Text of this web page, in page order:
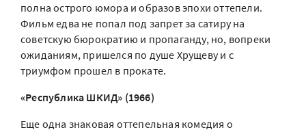
полна острого юмора и образов эпохи оттепели.
Фильм едва не попал под запрет за сатиру на
советскую бюрократию и пропаганду, но, вопреки
ожиданиям, пришелся по душе Хрущеву и с
триумфом прошел в прокате.
«Республика ШКИД» (1966)
Еще одна знаковая оттепельная комедия о